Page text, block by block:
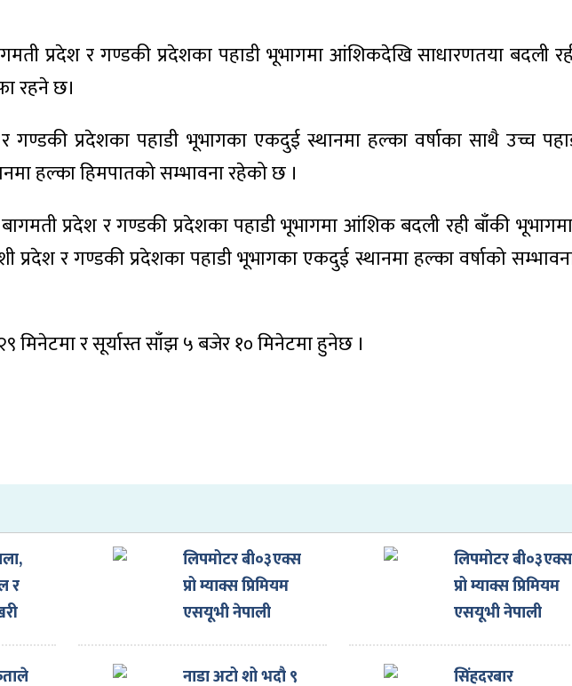
प्रदेश र गण्डकी प्रदेशका पहाडी भूभागमा आंशिकदेखि साधारणतया बदली
रहने छ।
गण्डकी प्रदेशका पहाडी भूभागका एकदुई स्थानमा हल्का वर्षाका साथै उच्च
हल्का हिमपातको सम्भावना रहेको छ ।
प्रदेश र गण्डकी प्रदेशका पहाडी भूभागमा आंशिक बदली रही बाँकी
र गण्डकी प्रदेशका पहाडी भूभागका एकदुई स्थानमा हल्का वर्षाको
मिनेटमा र सूर्यास्त साँझ ५ बजेर १० मिनेटमा हुनेछ ।
र
लिपमोटर बी०३एक्स
प्रो म्याक्स प्रिमियम
एसयूभी नेपाली
बजारमा, मूल्य कति
?
लिपमोटर बी०३एक्स
प्रो म्याक्स प्रिमियम
एसयूभी नेपाली
बजारमा, मूल्य कति
?
नाडा अटो शो भदौ ९
सिंहदरबार